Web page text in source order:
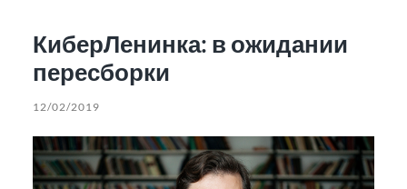
КиберЛенинка: в ожидании
пересборки
12/02/2019